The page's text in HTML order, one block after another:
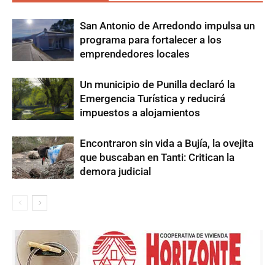
San Antonio de Arredondo impulsa un
programa para fortalecer a los
emprendedores locales
Un municipio de Punilla declaró la
Emergencia Turística y reducirá
impuestos a alojamientos
Encontraron sin vida a Bujía, la ovejita
que buscaban en Tanti: Critican la
demora judicial